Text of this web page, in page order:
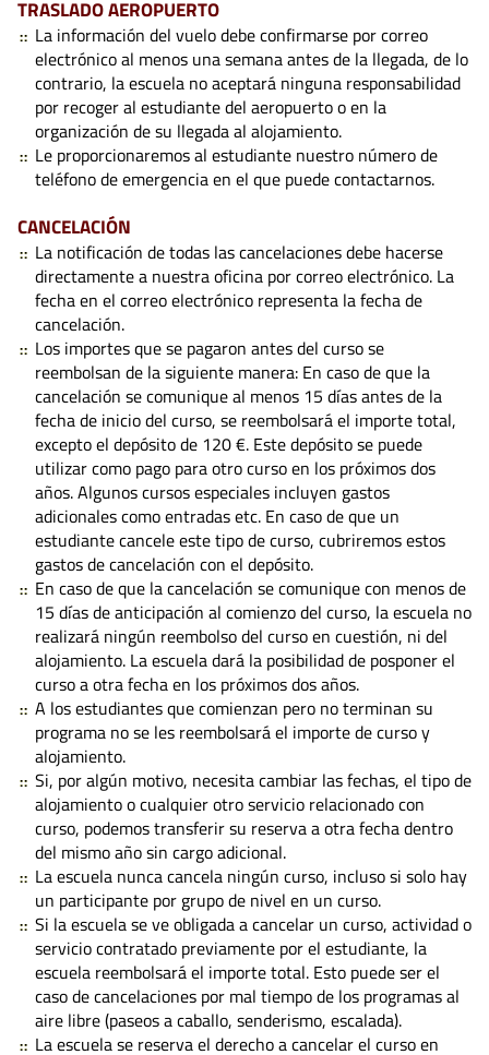
TRASLADO AEROPUERTO
La información del vuelo debe confirmarse por correo
electrónico al menos una semana antes de la llegada, de lo
contrario, la escuela no aceptará ninguna responsabilidad
por recoger al estudiante del aeropuerto o en la
organización de su llegada al alojamiento.
Le proporcionaremos al estudiante nuestro número de
teléfono de emergencia en el que puede contactarnos.
CANCELACIÓN
La notificación de todas las cancelaciones debe hacerse
directamente a nuestra oficina por correo electrónico. La
fecha en el correo electrónico representa la fecha de
cancelación.
Los importes que se pagaron antes del curso se
reembolsan de la siguiente manera: En caso de que la
cancelación se comunique al menos 15 días antes de la
fecha de inicio del curso, se reembolsará el importe total,
excepto el depósito de 120 €. Este depósito se puede
utilizar como pago para otro curso en los próximos dos
años. Algunos cursos especiales incluyen gastos
adicionales como entradas etc. En caso de que un
estudiante cancele este tipo de curso, cubriremos estos
gastos de cancelación con el depósito.
En caso de que la cancelación se comunique con menos de
15 días de anticipación al comienzo del curso, la escuela no
realizará ningún reembolso del curso en cuestión, ni del
alojamiento. La escuela dará la posibilidad de posponer el
curso a otra fecha en los próximos dos años.
A los estudiantes que comienzan pero no terminan su
programa no se les reembolsará el importe de curso y
alojamiento.
Si, por algún motivo, necesita cambiar las fechas, el tipo de
alojamiento o cualquier otro servicio relacionado con
curso, podemos transferir su reserva a otra fecha dentro
del mismo año sin cargo adicional.
La escuela nunca cancela ningún curso, incluso si solo hay
un participante por grupo de nivel en un curso.
Si la escuela se ve obligada a cancelar un curso, actividad o
servicio contratado previamente por el estudiante, la
escuela reembolsará el importe total. Esto puede ser el
caso de cancelaciones por mal tiempo de los programas al
aire libre (paseos a caballo, senderismo, escalada).
La escuela se reserva el derecho a cancelar el curso en